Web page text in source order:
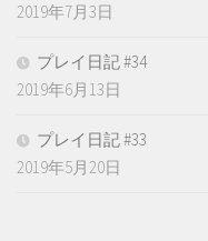
2019年7月3日
プレイ日記 #34
2019年6月13日
プレイ日記 #33
2019年5月20日